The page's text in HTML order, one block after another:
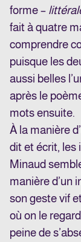
forme –
fait à quatre
comprendre
puisque les
aussi belles
après le
mots ensuite.
À la manière
dit et écrit, les
Minaud
manière d’un
son geste vif
où on le
peine de